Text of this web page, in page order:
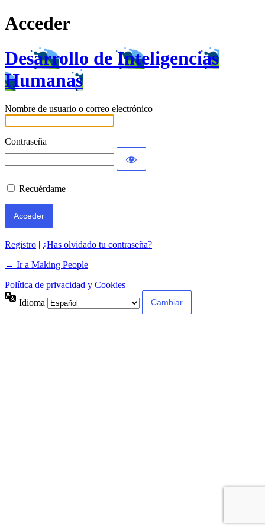
Acceder
Desarrollo de Inteligencias
Humanas
Nombre de usuario o correo electrónico
Contraseña
Recuérdame
Registro | ¿Has olvidado tu contraseña?
← Ir a Making People
Política de privacidad y Cookies
Idioma